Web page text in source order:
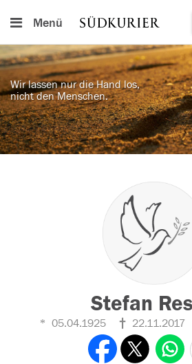
Menü
Wir lassen nur die Hand los,
nicht den Menschen.
Stefan
05.04.1925 22.11.2017